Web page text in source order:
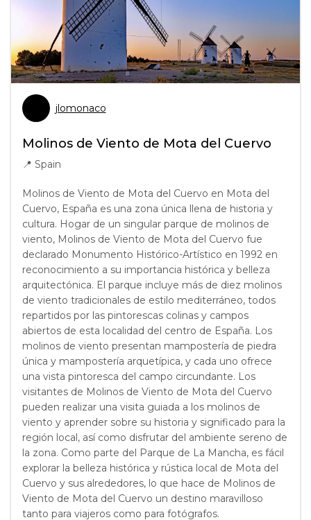
jlomonaco
Molinos de Viento de Mota del Cuervo
📍 Spain
Molinos de Viento de Mota del Cuervo en Mota del
Cuervo, España es una zona única llena de historia y
cultura. Hogar de un singular parque de molinos de
viento, Molinos de Viento de Mota del Cuervo fue
declarado Monumento Histórico-Artístico en 1992 en
reconocimiento a su importancia histórica y belleza
arquitectónica. El parque incluye más de diez molinos
de viento tradicionales de estilo mediterráneo, todos
repartidos por las pintorescas colinas y campos
abiertos de esta localidad del centro de España. Los
molinos de viento presentan mampostería de piedra
única y mampostería arquetípica, y cada uno ofrece
una vista pintoresca del campo circundante. Los
visitantes de Molinos de Viento de Mota del Cuervo
pueden realizar una visita guiada a los molinos de
viento y aprender sobre su historia y significado para la
región local, así como disfrutar del ambiente sereno de
la zona. Como parte del Parque de La Mancha, es fácil
explorar la belleza histórica y rústica local de Mota del
Cuervo y sus alrededores, lo que hace de Molinos de
Viento de Mota del Cuervo un destino maravilloso
tanto para viajeros como para fotógrafos.